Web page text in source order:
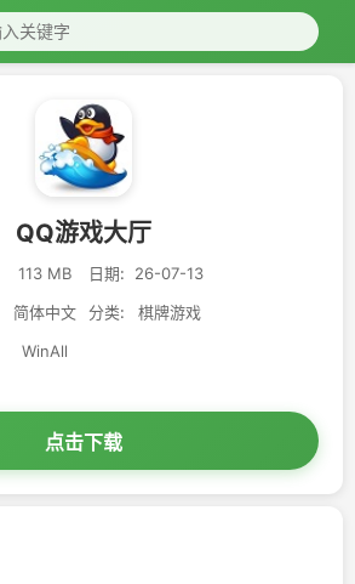
QQ游戏大厅
113 MB 日期:
26-07-13
简体中文 分类:
棋牌游戏
WinAll
点击下载